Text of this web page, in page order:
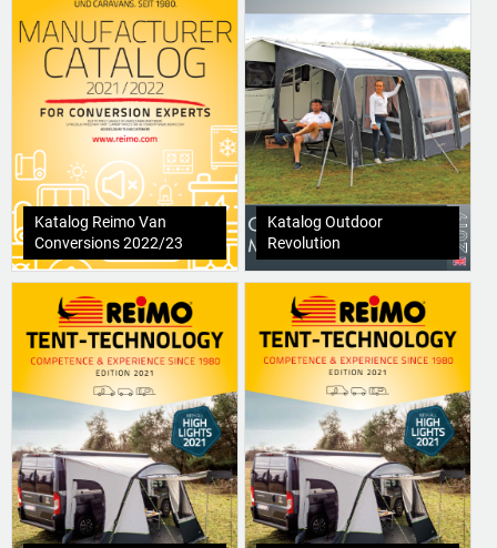
Katalog Reimo Van
Conversions 2022/23
Katalog Outdoor
Revolution